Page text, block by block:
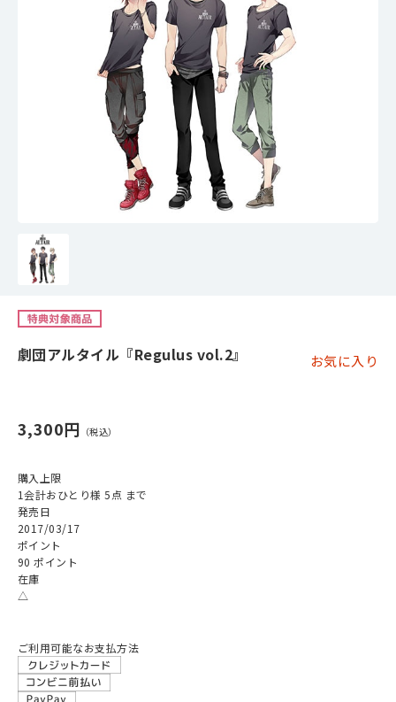
劇団アルタイル『Regulus vol.2』 お気に入り
3,300円
購入上限
1会計おひとり様 5点 まで
発売日
2017/03/17
ポイント
90 ポイント
在庫
△
ご利用可能なお支払方法